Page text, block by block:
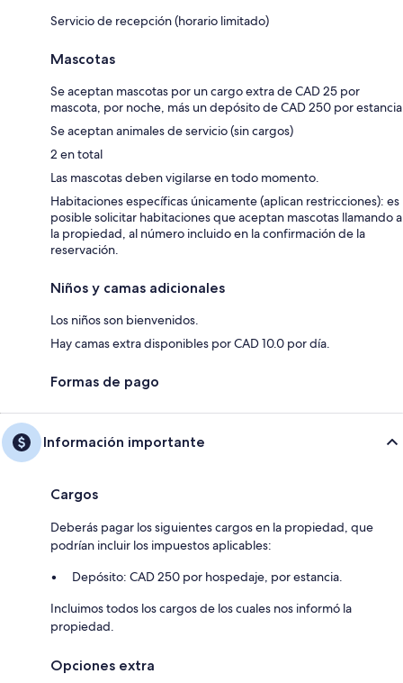
Servicio de recepción (horario limitado)
Mascotas
Se aceptan mascotas por un cargo extra de CAD 25 por
mascota, por noche, más un depósito de CAD 250 por estancia
Se aceptan animales de servicio (sin cargos)
2 en total
Las mascotas deben vigilarse en todo momento.
Habitaciones específicas únicamente (aplican restricciones): es
posible solicitar habitaciones que aceptan mascotas llamando a
la propiedad, al número incluido en la confirmación de la
reservación.
Niños y camas adicionales
Los niños son bienvenidos.
Hay camas extra disponibles por CAD 10.0 por día.
Formas de pago
Información importante
Cargos
Deberás pagar los siguientes cargos en la propiedad, que
podrían incluir los impuestos aplicables:
Depósito: CAD 250 por hospedaje, por estancia.
Incluimos todos los cargos de los cuales nos informó la
propiedad.
Opciones extra